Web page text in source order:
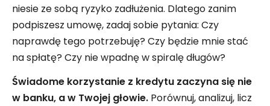
niesie ze sobą ryzyko zadłużenia. Dlatego zanim
podpiszesz umowę, zadaj sobie pytania: Czy
naprawdę tego potrzebuję? Czy będzie mnie stać
na spłatę? Czy nie wpadnę w spiralę długów?
Świadome korzystanie z kredytu zaczyna się nie
w banku, a w Twojej głowie. Porównuj, analizuj, licz